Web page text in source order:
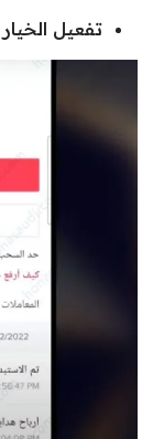
تفعيل